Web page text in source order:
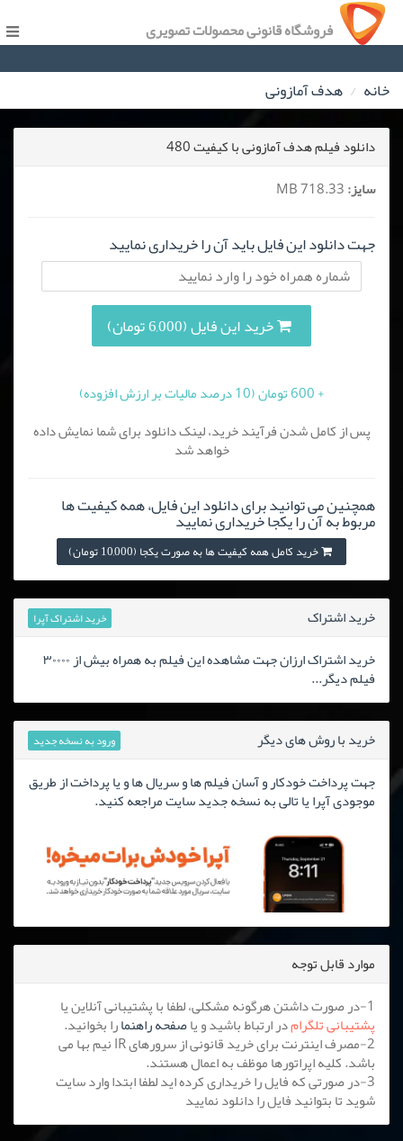
فروشگاه قانونی محصولات تصویری
خانه هدف آمازونی
دانلود فیلم هدف آمازونی با کیفیت 480
سایز:
جهت دانلود این فایل باید آن را خریداری نمایید
خرید این فایل (6,000 تومان)
+ 600 تومان (10 درصد مالیات بر ارزش افزوده)
پس از کامل شدن فرآیند خرید، لینک دانلود برای شما نمایش داده
خواهد شد
همچنین می توانید برای دانلود این فایل، همه کیفیت ها
مربوط به آن را یکجا خریداری نمایید
خرید کامل همه کیفیت ها به صورت یکجا (10,000 تومان)
خرید اشتراک خرید اشتراک آپرا
خرید اشتراک ارزان جهت مشاهده این فیلم به همراه بیش از ۳۰۰۰۰
فیلم دیگر...
خرید با روش های دیگر ورود به نسخه جدید
جهت پرداخت خودکار و آسان فیلم ها و سریال ها و یا پرداخت از طریق
موجودی آپرا یا تالی به نسخه جدید سایت مراجعه کنید.
موارد قابل توجه
1-در صورت داشتن هرگونه مشکلی، لطفا با پشتیبانی آنلاین یا
پشتیبانی تلگرامدر ارتباط باشید و یاصفحه راهنمارا بخوانید.
2-مصرف اینترنت برای خرید قانونی از سرورهای IR نیم بها می
باشد. کلیه اپراتورها موظف به اعمال هستند.
3-در صورتی که فایل را خریداری کرده اید لطفا ابتدا وارد سایت
شوید تا بتوانید فایل را دانلود نمایید